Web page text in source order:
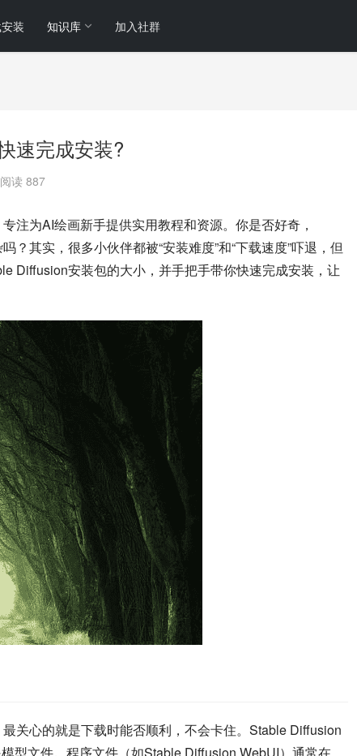
装 知识库 加入社群
速完成安装?
阅读 887
注为AI绘画新手提供实用教程和资源。你是否好奇，
其实，很多小伙伴都被“安装难度”和“下载速度”吓退，但
Diffusion安装包的大小，并手把手带你快速完成安装，让
关心的就是下载时能否顺利，不会卡住。Stable Diffusion